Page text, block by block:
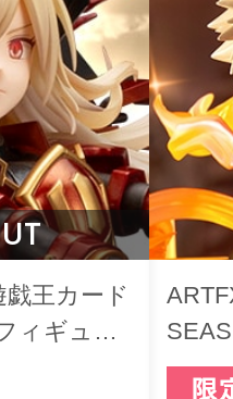
王カード
ィギュア